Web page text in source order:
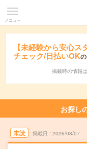
メニュー
【未経験から安心
チェック/日払いOK
掲載時の情報は
お探し
未読 掲載日 2026/08/07